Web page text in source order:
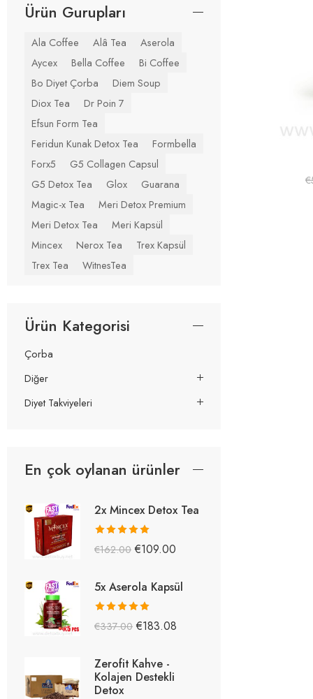
€
Ürün Gurupları
Ala Coffee Alâ Tea
Aserola
Aycex
Bella Coffee
Bi Coffee
Bo Diyet Çorba
Diem Soup
Diox Tea
Dr Poin 7
Efsun Form Tea
Feridun Kunak Detox Tea
Formbella
Forx5
G5 Collagen Capsul
G5 Detox Tea
Glox
Guarana
Magic-x Tea
Meri Detox Premium
Meri Detox Tea
Meri Kapsül
Mincex
Nerox Tea
Trex Kapsül
Trex Tea
WitnesTea
Ürün Kategorisi
Çorba
Diğer
Diyet Takviyeleri
En çok oylanan ürünler
2x Mincex Detox Tea
5 üzerinden
€162.00 €109.00
5x Aserola Kapsül
5 üzerinden
€337.00 €183.08
Zerofit Kahve -
Kolajen Destekli
Detox